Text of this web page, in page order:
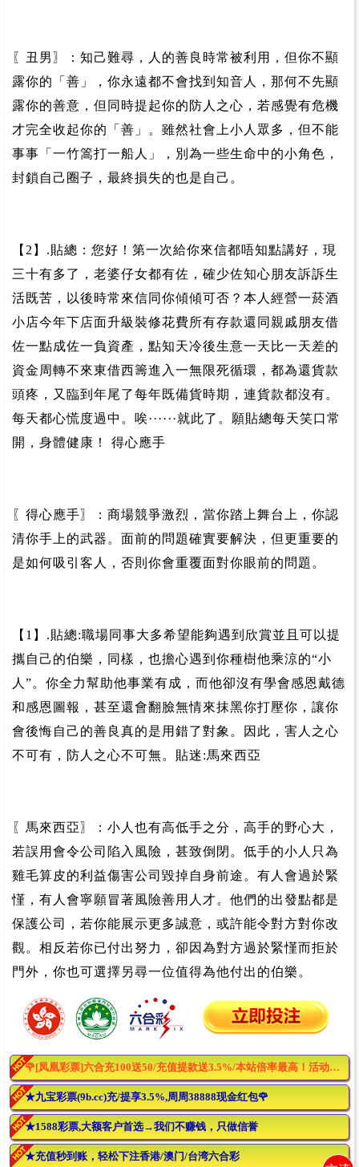
〖丑男〗：知己難尋，人的善良時常被利用，但你不顯
露你的「善」，你永遠都不會找到知音人，那何不先顯
露你的善意，但同時提起你的防人之心，若感覺有危機
才完全收起你的「善」。雖然社會上小人眾多，但不能
事事「一竹篙打一船人」，別為一些生命中的小角色，
封鎖自己圈子，最終損失的也是自己。
【2】.貼總：您好！第一次給你來信都唔知點講好，現
三十有多了，老婆仔女都有佐，確少佐知心朋友訴訴生
活既苦，以後時常來信同你傾傾可否？本人經營一菸酒
小店今年下店面升級裝修花費所有存款還同親戚朋友借
佐一點成佐一負資產，點知天冷後生意一天比一天差的
資金周轉不來東借西籌進入一無限死循環，都為還貨款
頭疼，又臨到年尾了每年既備貨時期，連貨款都沒有。
每天都心慌度過中。唉······就此了。願貼總每天笑口常
開，身體健康！ 得心應手
〖得心應手〗：商場競爭激烈，當你踏上舞台上，你認
清你手上的武器。面前的問題確實要解決，但更重要的
是如何吸引客人，否則你會重覆面對你眼前的問題。
【1】.貼總:職場同事大多希望能夠遇到欣賞並且可以提
攜自己的伯樂，同樣，也擔心遇到你種樹他乘涼的“小
人”。你全力幫助他事業有成，而他卻沒有學會感恩戴德
和感恩圖報，甚至還會翻臉無情來抹黑你打壓你，讓你
會後悔自己的善良真的是用錯了對象。因此，害人之心
不可有，防人之心不可無。貼迷:馬來西亞
〖馬來西亞〗：小人也有高低手之分，高手的野心大，
若誤用會令公司陷入風險，甚致倒閉。低手的小人只為
雞毛算皮的利益傷害公司毀掉自身前途。有人會過於緊
慬，有人會寧願冒著風險善用人才。他們的出發點都是
保護公司，若你能展示更多誠意，或許能令對方對你改
觀。相反若你已付出努力，卻因為對方過於緊慬而拒於
門外，你也可選擇另尋一位值得為他付出的伯樂。
🌹[凤凰彩票]六合充100送50/充值提款送3.5%/本站倍率最高！活动最多！🌹
★九宝彩票(9b.cc)充/提享3.5%,周周38888现金红包🌹
★1588彩票,大额客户首选→我们不赚钱，只做信誉
★充值秒到账，轻松下注香港/澳门/台湾六合彩